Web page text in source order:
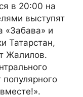
в 20:00 на
выступят
«Забава» и
Татарстан,
Жалилов.
популярного